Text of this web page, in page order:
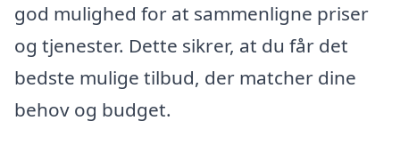
god mulighed for at sammenligne priser
og tjenester. Dette sikrer, at du får det
bedste mulige tilbud, der matcher dine
behov og budget.